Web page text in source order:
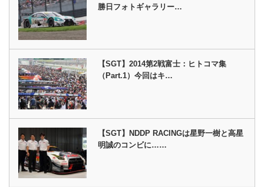
勝日フォトギャラリー…
【SGT】2014第2戦富士：ヒトコマ集
（Part.1）今回はキ…
【SGT】NDDP RACINGは星野一樹と高星
明誠のコンビに……